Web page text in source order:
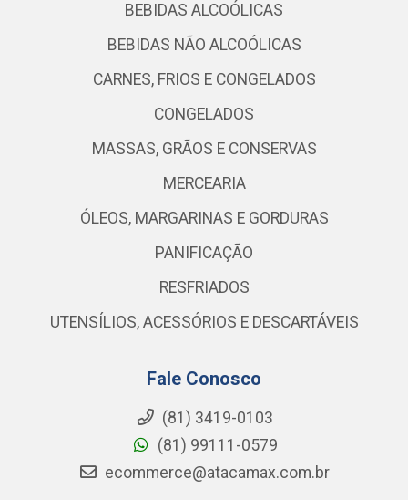
BEBIDAS ALCOÓLICAS
BEBIDAS NÃO ALCOÓLICAS
CARNES, FRIOS E CONGELADOS
CONGELADOS
MASSAS, GRÃOS E CONSERVAS
MERCEARIA
ÓLEOS, MARGARINAS E GORDURAS
PANIFICAÇÃO
RESFRIADOS
UTENSÍLIOS, ACESSÓRIOS E DESCARTÁVEIS
Fale Conosco
(81) 3419-0103
(81) 99111-0579
ecommerce@atacamax.com.br